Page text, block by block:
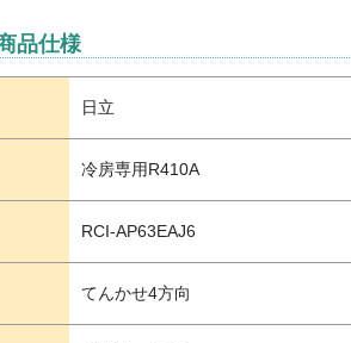
品仕様
日立
冷房専用R410A
RCI-AP63EAJ6
てんかせ4方向